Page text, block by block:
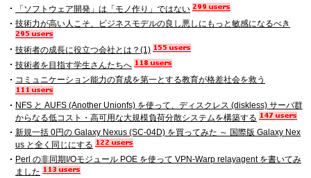
「ソフトウェア開発」は「モノ作り」ではない
技術力が高い人こそ、ビジネスモデルの良し悪しにもっと敏感になるべき
技術者の成長に役立つ会社とは？(1)
技術者を目指す学生さんたちへ
コミュニケーション能力の育成を第一とする教育が格差社会を救う
NFS と AUFS (Another Unionfs) を使って、ディスクレス (diskless) サーバ群
からなる低コスト・高可用な大規模負荷分散システムを構築する
新規一括 0円の Galaxy Nexus (SC-04D) を買ってみた ～ 国際版 Galaxy Nex
us と全く同じにする
Perl の非同期I/Oモジュール POE を使って VPN-Warp relayagent を書いてみ
ました